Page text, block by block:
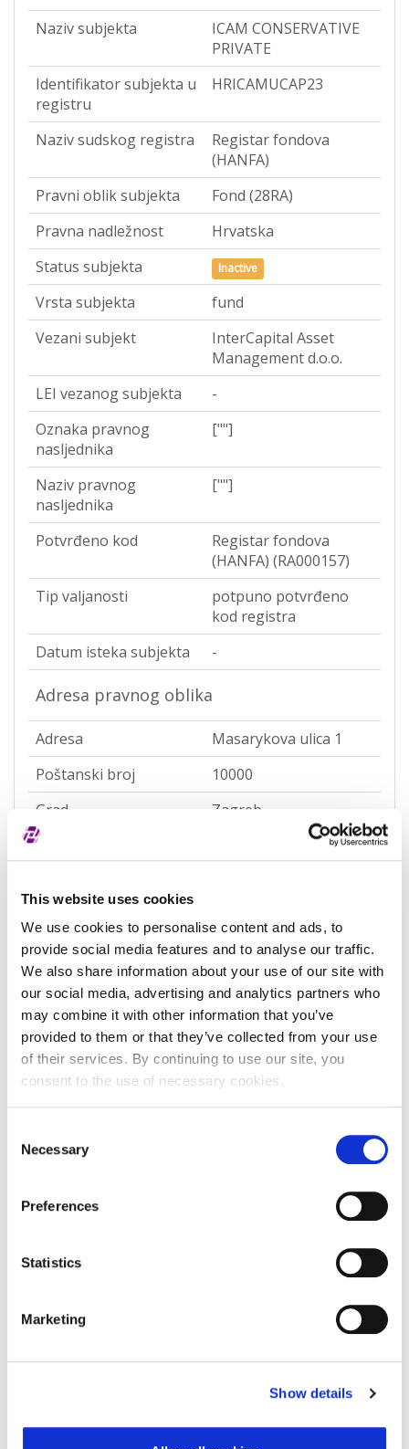
This website uses cookies
We use cookies to personalise content and ads, to
provide social media features and to analyse our traffic.
We also share information about your use of our site with
our social media, advertising and analytics partners who
may combine it with other information that you’ve
provided to them or that they’ve collected from your use
of their services. By continuing to use our site, you
consent to the use of necessary cookies.
Selection
Necessary
Preferences
Statistics
Marketing
Show details
Naziv subjekta
ICAM CONSERVATIVE
PRIVATE
Identifikator subjekta u
registru
HRICAMUCAP23
Naziv sudskog registra
Registar fondova
(HANFA)
Pravni oblik subjekta
Fond (28RA)
Pravna nadležnost
Hrvatska
Status subjekta
Inactive
Vrsta subjekta
fund
Vezani subjekt
InterCapital Asset
Management d.o.o.
LEI vezanog subjekta
-
Oznaka pravnog
nasljednika
[""]
Naziv pravnog
nasljednika
[""]
Potvrđeno kod
Registar fondova
(HANFA) (RA000157)
Tip valjanosti
potpuno potvrđeno
kod registra
Datum isteka subjekta
-
Adresa pravnog oblika
Adresa
Masarykova ulica 1
Poštanski broj
10000
Grad
Zagreb
Država
Adresa sjedišta subjekta
Adresa
Masarykova ulica 1
Poštanski broj
10000
Grad
Zagreb
Država
Croatia
Zapisi o povezanosti
IS_FUND_MANAGED_BY
Pokreni izazov podataka